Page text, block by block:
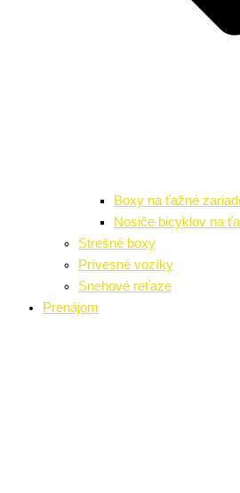
Boxy na ťažné
Nosiče bicyklov na
Strešné boxy
Prívesné vozíky
Snehové reťaze
Prenájom